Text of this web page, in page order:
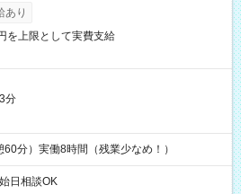
（利用条件有）
あり
を上限として実費支給
分
分）実働8時間（残業少なめ！）
日相談OK